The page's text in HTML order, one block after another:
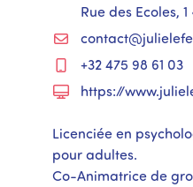
Rue des Ecoles,
+32 475 98 61 03
https://
Licenciée en
pour adultes.
Co-Animatrice de